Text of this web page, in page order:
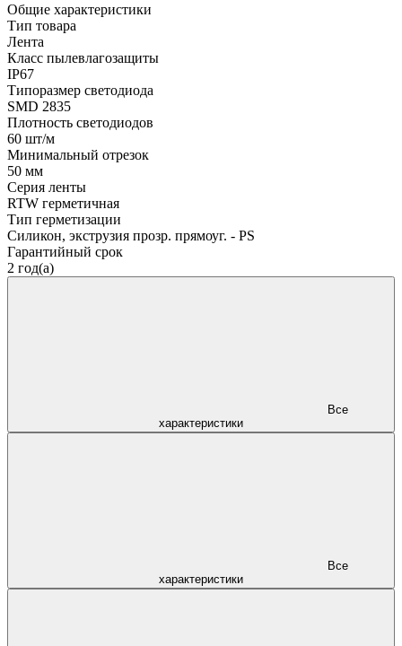
Общие характеристики
Тип товара
Лента
Класс пылевлагозащиты
IP67
Типоразмер светодиода
SMD 2835
Плотность светодиодов
60 шт/м
Минимальный отрезок
50 мм
Серия ленты
RTW герметичная
Тип герметизации
Силикон, экструзия прозр. прямоуг. - PS
Гарантийный срок
2 год(а)
характеристики
характеристики